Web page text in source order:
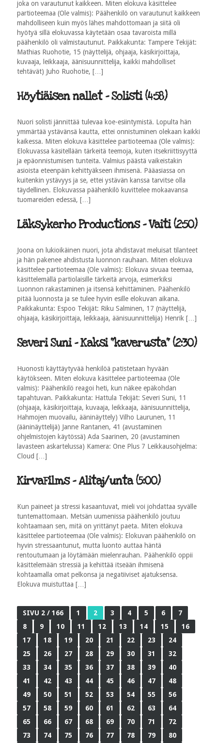
joka on varautunut kaikkeen. Miten elokuva käsittelee
partioteemaa (Ole valmis): Päähenkilö on varautunut kaikkeen
mahdolliseen kuin myös lähes mahdottomaan ja siitä oli
hyötyä sillä elokuvassa käytetään osaa tavaroista millä
päähenkilö oli valmistautunut. Paikkakunta: Tampere Tekijät:
Mathias Ruohotie, 15 (näyttelijä, ohjaaja, käsikirjoittaja,
kuvaaja, leikkaaja, äänisuunnittelija, kaikki mahdolliset
tehtävät) Juho Ruohotie, […]
Höytiäisen nallet - Solisti (4:58)
Nuori solisti jännittää tulevaa koe-esiintymistä. Lopulta hän
ymmärtää ystävänsä kautta, ettei onnistuminen olekaan kaikki
kaikessa. Miten elokuva käsittelee partioteemaa (Ole valmis):
Elokuvassa käsitellään tärkeitä teemoja, kuten itsekriittisyyttä
ja epäonnistumisen tunteita. Valmius päästä vaikeistakin
asioista eteenpäin kehittyäkseen ihmisenä. Pääasiassa on
kuitenkin ystävyys ja se, ettei ystävän kanssa tarvitse olla
täydellinen. Elokuvassa päähenkilö kuvittelee mokaavansa
tuomareiden edessä, […]
Läksykerho Productions - Vaiti (2:50)
Joona on lukioikäinen nuori, jota ahdistavat meluisat tilanteet
ja hän pakenee ahdistusta luonnon rauhaan. Miten elokuva
käsittelee partioteemaa (Ole valmis): Elokuva sivuaa teemaa,
käsittelemällä partiolaisille tärkeitä arvoja, esimerkiksi
Luonnon rakastaminen ja itsensä kehittäminen. Päähenkilö
pitää luonnosta ja se tulee hyvin esille elokuvan aikana.
Paikkakunta: Espoo Tekijät: Riku Salminen, 17 (näyttelijä,
ohjaaja, käsikirjoittaja, leikkaaja, äänisuunnittelija) Henrik […]
Severi Suni - Kaksi "kaverusta" (2:30)
Huonosti käyttäytyvää henkilöä patistetaan hyvään
käytökseen. Miten elokuva käsittelee partioteemaa (Ole
valmis): Päähenkilö reagoi heti, kun näkee epäkohdan
tapahtuvan. Paikkakunta: Hattula Tekijät: Severi Suni, 11
(ohjaaja, käsikirjoittaja, kuvaaja, leikkaaja, äänisuunnittelija,
Hahmojen muovailu, ääninäyttely) Vilho Laurunen, 11
(ääninäyttelijä) Janne Rantanen, 41 (avustaminen
ohjelmistojen käytössä) Ada Saarinen, 20 (avustaminen
lavasteen askartelussa) Kamera: One Plus 7 Leikkausohjelma:
Cloud […]
KirvaFilms - Alitaj/unta (5:00)
Kun paineet ja stressi kasaantuvat, mieli voi johdattaa syvälle
tuntemattomaan. Metsän uumenissa päähenkilö joutuu
kohtaamaan sen, mitä on yrittänyt paeta. Miten elokuva
käsittelee partioteemaa (Ole valmis): Elokuvan päähenkilö on
hyvin stressaantunut, mutta luonto auttaa häntä
rentoutumaan ja löytämään mielenrauhan. Päähenkilö oppii
käsittelemään stressiä ja kehittää itseään ihmisenä
kohtaamalla omat pelkonsa ja negatiiviset ajatuksensa.
Elokuva muistuttaa […]
SIVU 2 / 166 1 2 3 4 5 6
7
8
9 10 11 12 13 14 15
16
17
18 19 20 21 22 23
24
25
26 27 28 29 30 31
32
33
34 35 36 37 38 39
40
41
42 43 44 45 46 47
48
49
50 51 52 53 54 55
56
57
58 59 60 61 62 63
64
65
66 67 68 69 70 71
72
73
74 75 76 77 78 79
80